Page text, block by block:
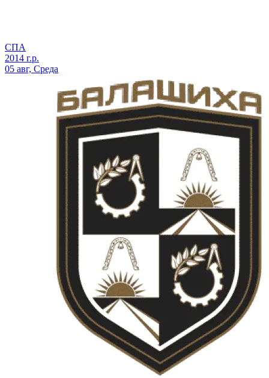
СПА
2014 г.р.
05 авг, Среда